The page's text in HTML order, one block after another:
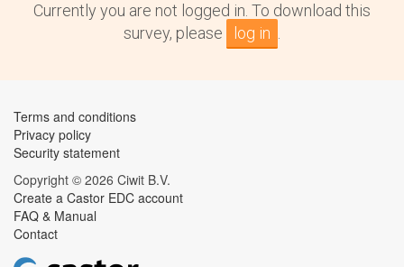
Currently you are not logged in. To download this
survey, please
log in
Terms and conditions
Privacy policy
Security statement
Copyright © 2026 Ciwit B.V.
Create a Castor EDC account
FAQ & Manual
Contact